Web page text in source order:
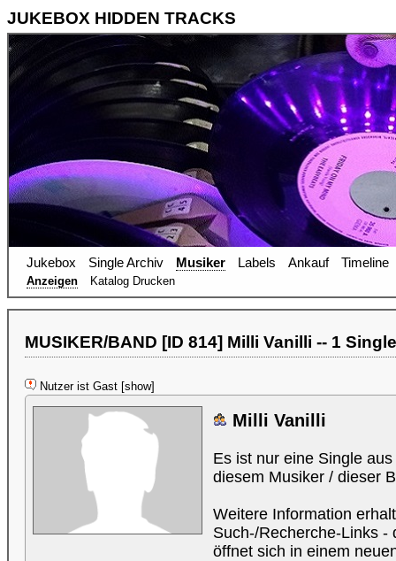
JUKEBOX HIDDEN TRACKS
Jukebox Single Archiv Musiker Labels Ankauf Timeline
Anzeigen Katalog Drucken
MUSIKER/BAND [ID 814] Milli Vanilli -- 1
Nutzer ist Gast [show]
Milli Vanilli
Es ist nur eine Single
diesem Musiker / dieser
Weitere Information
Such-/Recherche-Links -
öffnet sich in einem